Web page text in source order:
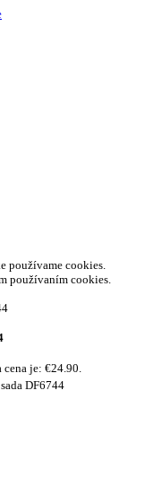
používame cookies.
používaním cookies.
cena je: €24.90.
DF6744